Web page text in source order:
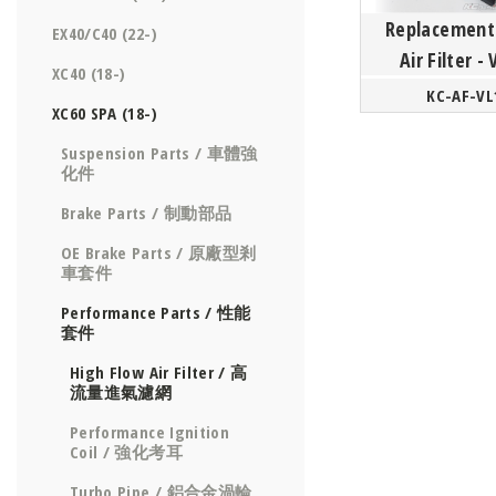
EX40/C40 (22-)
XC40 (18-)
XC60 SPA (18-)
Suspension Parts / 車體強
化件
Brake Parts / 制動部品
OE Brake Parts / 原廠型剎
車套件
Performance Parts / 性能
套件
High Flow Air Filter / 高
流量進氣濾網
Performance Ignition
Coil / 強化考耳
Turbo Pipe / 鋁合金渦輪
Air Filter -
KC-AF-